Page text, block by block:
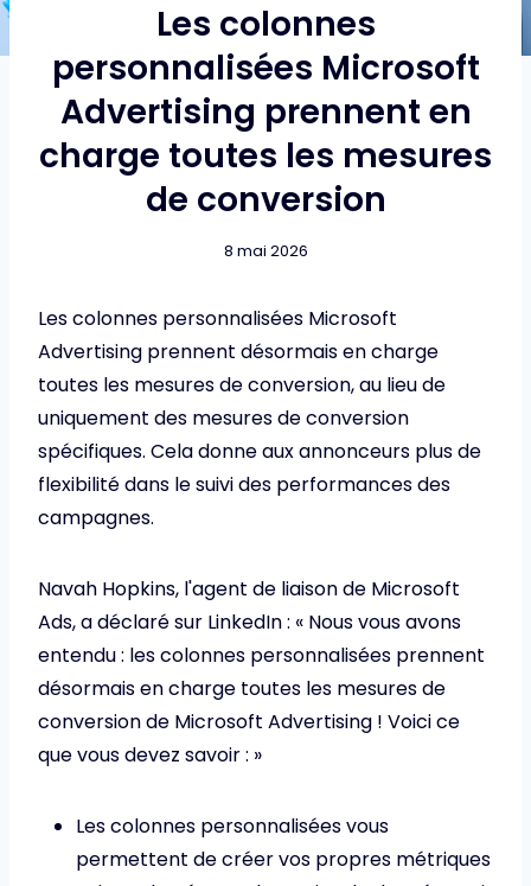
Les colonnes
personnalisées Microsoft
Advertising prennent en
charge toutes les mesures
de conversion
8 mai 2026
Les colonnes personnalisées Microsoft
Advertising prennent désormais en charge
toutes les mesures de conversion, au lieu de
uniquement des mesures de conversion
spécifiques. Cela donne aux annonceurs plus de
flexibilité dans le suivi des performances des
campagnes.
Navah Hopkins, l'agent de liaison de Microsoft
Ads, a déclaré sur LinkedIn : « Nous vous avons
entendu : les colonnes personnalisées prennent
désormais en charge toutes les mesures de
conversion de Microsoft Advertising ! Voici ce
que vous devez savoir : »
Les colonnes personnalisées vous
permettent de créer vos propres métriques